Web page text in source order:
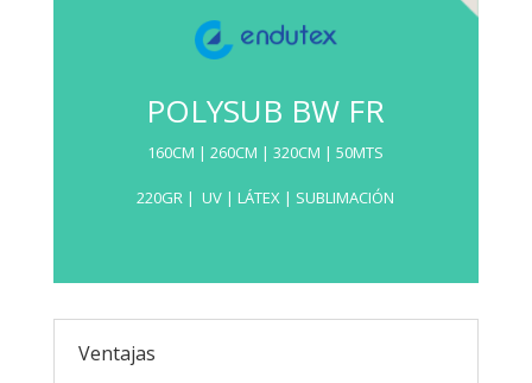
POLYSUB BW FR
160CM | 260CM | 320CM | 50MTS
220GR | UV | LÁTEX | SUBLIMACIÓN
recubrimiento especial de resina
Ventajas